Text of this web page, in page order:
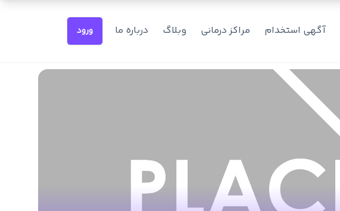
آگهی استخدام مراکز درمانی وبلاگ درباره ما ورود